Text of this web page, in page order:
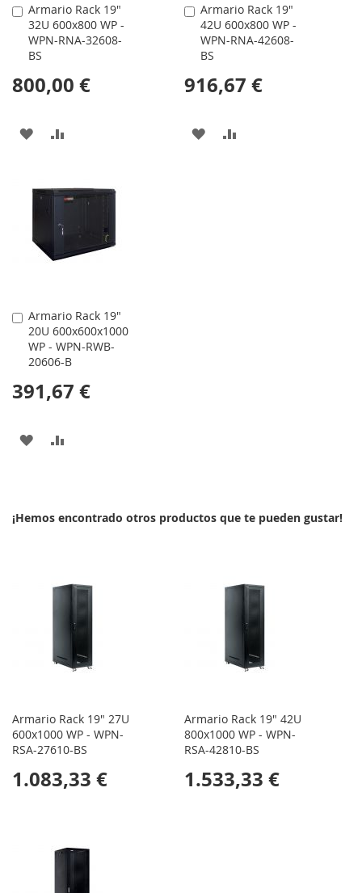
Armario Rack 19"
32U 600x800 WP -
WPN-RNA-32608-
BS
800,00 €
Comprar
AÑADIR
LA
DE
COMPARAR
Armario Rack 19"
42U 600x800 WP -
WPN-RNA-42608-
BS
916,67 €
Comprar
AÑADIR
Armario Rack 19"
20U 600x600x1000
WP - WPN-RWB-
20606-B
391,67 €
Comprar
AÑADIR
LISTA
¡Hemos encontrado otros productos que te pueden gustar!
Armario Rack 19" 27U
600x1000 WP - WPN-
RSA-27610-BS
1.083,33 €
Armario Rack 19" 42U
800x1000 WP - WPN-
RSA-42810-BS
1.533,33 €